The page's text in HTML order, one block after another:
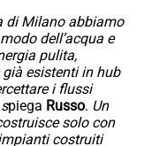
di Milano abbiamo
dell’acqua e
pulita,
esistenti in hub
i flussi
spiega Russo. Un
solo con
costruiti